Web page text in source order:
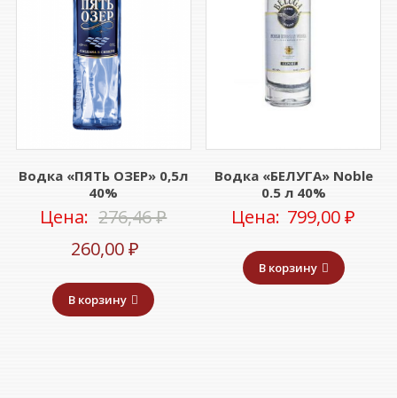
Водка «ПЯТЬ ОЗЕР» 0,5л
40%
Цена: 276,46₽Первоначальная
составляла
260,00₽Текущая
цена:
260,00 ₽.
В корзину
Водка «БЕЛУГА» Noble
0.5 л 40%
Цена: 799,00₽
В корзину